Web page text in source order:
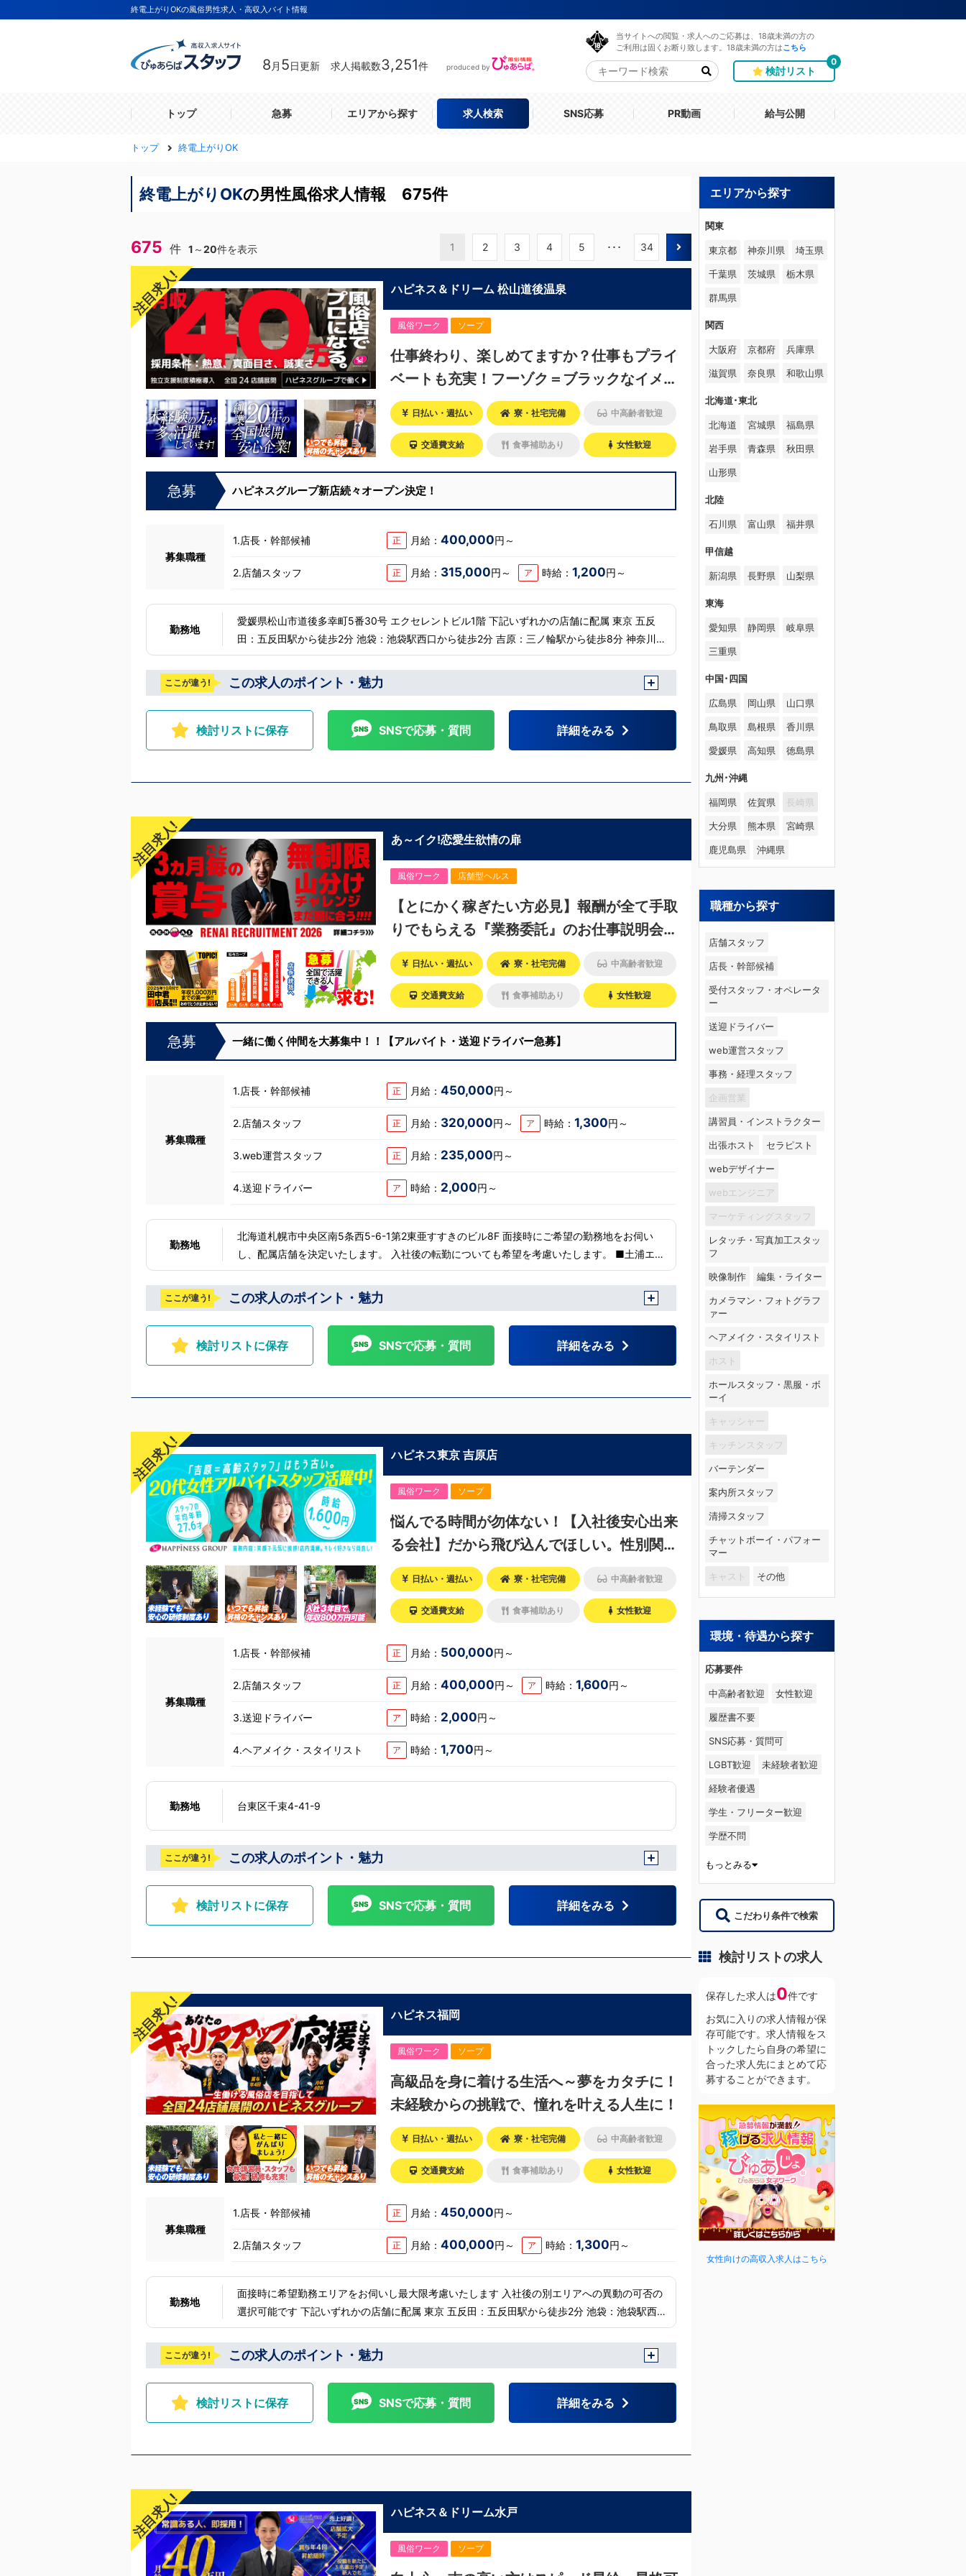
終電上がりOKの風俗男性求人・高収入バイト情報
8 月 5日更新 求人掲載数3,251件 produced by
当サイトへの閲覧・求人へのご応募は、18歳未満の方の
ご利用は固くお断り致します。18歳未満の方は こちら
検討リスト
0
トップ 急募 エリアから探す 求人検索 SNS応募 PR動画 給与公開
トップ 終電上がりOK
終電上がりOKの男性風俗求人情報 675件
675 件 1 ～20件を表示 1 2 3 4 5 ･･･ 34
注目求人! ハピネス＆ドリーム 松山道後温泉
風俗ワーク ソープ
仕事終わり、楽しめてますか？仕事もプライ
ベートも充実！フーゾク＝ブラックなイメー
ジは捨ててOK！
日払い・週払い 寮・社宅完備 中高齢者歓迎
交通費支給 食事補助あり 女性歓迎
急募 ハピネスグループ新店続々オープン決定！
募集職種
1.店長・幹部候補 正 月給：400,000円～
2.店舗スタッフ 正 月給： 315,000円～ ア 時給：1,200円～
勤務地
愛媛県松山市道後多幸町5番30号 エクセレントビル1階 下記いずれかの店舗に配属 東京 五反
田：五反田駅から徒歩2分 池袋：池袋駅西口から徒歩2分 吉原：三ノ輪駅から徒歩8分 神奈川
横浜：京急線黄金町駅から徒歩8分 茨城 水戸：水戸駅からバス5分 北海道 札幌：すすきの駅か
ら徒歩5分 中国・四国 鳥取：米子市皆生温泉 愛媛：松山道後温泉 九州・沖縄 福岡：中洲川端
駅から徒歩8分 沖縄：那覇市※出店準備中 他にも続々出店予定 遠方からのご応募の方にはWEB
面接対応しております
ここが違う! この求人のポイント・魅力
検討リストに保存 SNSで応募・質問 詳細をみる
注目求人! あ～イク!恋愛生欲情の扉
風俗ワーク 店舗型ヘルス
【とにかく稼ぎたい方必見】報酬が全て手取
りでもらえる『業務委託』のお仕事説明会を
随時開催中！
日払い・週払い 寮・社宅完備 中高齢者歓迎
交通費支給 食事補助あり 女性歓迎
急募 一緒に働く仲間を大募集中！！【アルバイト・送迎ドライバー急募】
募集職種
1.店長・幹部候補 正 月給：450,000円～
2.店舗スタッフ 正 月給： 320,000円～ ア 時給：1,300円～
3.web運営スタッフ 正 月給： 235,000円～
4.送迎ドライバー ア 時給： 2,000円～
勤務地
北海道札幌市中央区南5条西5-6-1第2東亜すすきのビル8F 面接時にご希望の勤務地をお伺い
し、配属店舗を決定いたします。 入社後の転勤についても希望を考慮いたします。 ■土浦エリ
ア：茨城県土浦市桜町 ・JR常磐線土浦駅 ■横浜エリア：神奈川県横浜市中区 ・京急線黄金町
駅、日ノ出町駅 ・市営地下鉄阪東橋駅、伊勢佐木長者町駅 ・JR横浜線関内駅 ■札幌エリア：
北海道札幌市 地下鉄南北線すすきの駅
ここが違う! この求人のポイント・魅力
検討リストに保存 SNSで応募・質問 詳細をみる
注目求人! ハピネス東京 吉原店
風俗ワーク ソープ
悩んでる時間が勿体ない！【入社後安心出来
る会社】だから飛び込んでほしい。性別関係
なし。
日払い・週払い 寮・社宅完備 中高齢者歓迎
交通費支給 食事補助あり 女性歓迎
募集職種
1.店長・幹部候補 正 月給： 500,000円～
2.店舗スタッフ 正 月給：400,000円～ ア 時給：1,600円～
3.送迎ドライバー ア 時給： 2,000円～
4.ヘアメイク・スタイリスト ア 時給：1,700円～
勤務地 台東区千束4-41-9
ここが違う! この求人のポイント・魅力
検討リストに保存 SNSで応募・質問 詳細をみる
注目求人! ハピネス福岡
風俗ワーク ソープ
高級品を身に着ける生活へ～夢をカタチに！
未経験からの挑戦で、憧れを叶える人生に！
日払い・週払い 寮・社宅完備 中高齢者歓迎
交通費支給 食事補助あり 女性歓迎
募集職種
1.店長・幹部候補 正 月給：450,000円～
2.店舗スタッフ 正 月給：400,000円～ ア 時給：1,300円～
勤務地
面接時に希望勤務エリアをお伺いし最大限考慮いたします 入社後の別エリアへの異動の可否の
選択可能です 下記いずれかの店舗に配属 東京 五反田：五反田駅から徒歩2分 池袋：池袋駅西口
から徒歩2分 吉原：三ノ輪駅から徒歩8分 神奈川 横浜：京急線黄金町駅から徒歩8分 茨城 水
戸：水戸駅からバス5分 福岡 福岡：中洲川端駅から徒歩8分 北海道 札幌：すすきの駅から徒歩
5分 中国・四国 鳥取：米子市皆生温泉 愛媛：松山道後温泉 沖縄 沖縄：那覇市※出店準備中 他
にも続々出店予定 遠方からのご応募の方にはWEB面接対応しております
ここが違う! この求人のポイント・魅力
検討リストに保存 SNSで応募・質問 詳細をみる
注目求人! ハピネス＆ドリーム水戸
風俗ワーク ソープ
エリアから探す
関東
東京都 神奈川県 埼玉県
千葉県 茨城県 栃木県
群馬県
関西
大阪府 京都府 兵庫県
滋賀県 奈良県 和歌山県
北海道･東北
北海道 宮城県 福島県
岩手県 青森県 秋田県
山形県
北陸
石川県 富山県 福井県
甲信越
新潟県 長野県 山梨県
東海
愛知県 静岡県 岐阜県
三重県
中国･四国
広島県 岡山県 山口県
鳥取県 島根県 香川県
愛媛県 高知県 徳島県
九州･沖縄
福岡県 佐賀県 長崎県
大分県 熊本県 宮崎県
鹿児島県 沖縄県
職種から探す
店舗スタッフ
店長・幹部候補
受付スタッフ・オペレータ
ー
送迎ドライバー
web運営スタッフ
事務・経理スタッフ
企画営業
講習員・インストラクター
出張ホスト セラピスト
webデザイナー
webエンジニア
マーケティングスタッフ
レタッチ・写真加工スタッ
フ
映像制作 編集・ライター
カメラマン・フォトグラフ
ァー
ヘアメイク・スタイリスト
ホスト
ホールスタッフ・黒服・ボ
ーイ
キャッシャー
キッチンスタッフ
バーテンダー
案内所スタッフ
清掃スタッフ
チャットボーイ・パフォー
マー
キャスト その他
環境・待遇から探す
応募要件
中高齢者歓迎 女性歓迎
履歴書不要
SNS応募・質問可
LGBT歓迎 未経験者歓迎
経験者優遇
学生・フリーター歓迎
学歴不問
もっとみる
こだわり条件で検索
検討リストの求人
保存した求人は0件です
お気に入りの求人情報が保
存可能です。求人情報をス
トックしたら自身の希望に
合った求人先にまとめて応
募することができます。
女性向けの高収入求人はこちら